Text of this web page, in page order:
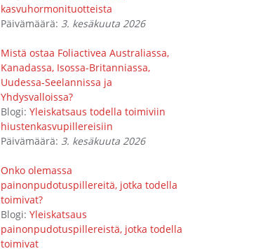
kasvuhormonituotteista
Päivämäärä: 3. kesäkuuta 2026
Mistä ostaa Foliactivea Australiassa,
Kanadassa, Isossa-Britanniassa,
Uudessa-Seelannissa ja
Yhdysvalloissa?
Blogi: Yleiskatsaus todella toimiviin
hiustenkasvupillereisiin
Päivämäärä: 3. kesäkuuta 2026
Onko olemassa
painonpudotuspillereitä, jotka todella
toimivat?
Blogi: Yleiskatsaus
painonpudotuspillereistä, jotka todella
toimivat